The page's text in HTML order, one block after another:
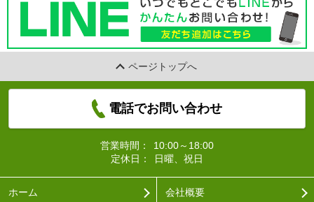
ページトップへ
電話でお問い合わせ
営業時間：
10:00～18:00
定休日：
日曜、祝日
ホーム 会社概要